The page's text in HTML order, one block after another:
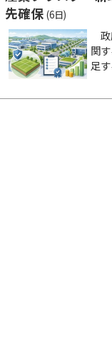
先確保 (6日)
政
関
足